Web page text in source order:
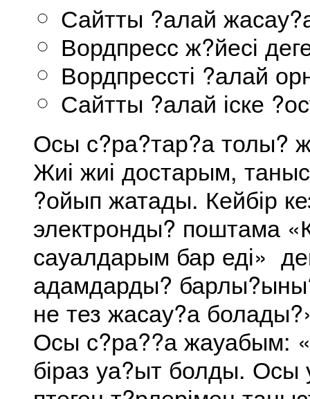
Сайтты ?алай
Вордпресс ж?йесі
Вордпрессті ?алай
Сайтты ?алай іске
Осы с?ра?тар?а толы?
Жиі жиі достарым,
?ойып жатады. Кейбір
электронды? поштама
сауалдарым бар еді»
адамдарды?
не тез жасау?а
Осы с?ра??а жауабым:
біраз уа?ыт болды. Осы